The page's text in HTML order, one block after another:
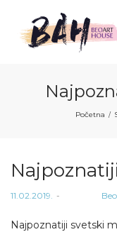
Početna /
Posted
11.02.2019.
Najpoznatiji svetski